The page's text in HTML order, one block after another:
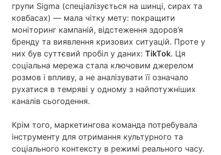
групи Sigma (спеціалізується на шинці, сирах та
ковбасах) — мала чітку мету: покращити
моніторинг кампаній, відстеження здоров’я
бренду та виявлення кризових ситуацій. Проте у
них був суттєвий пробіл у даних: TikTok. Ця
соціальна мережа стала ключовим джерелом
розмов і впливу, а не аналізувати її означало
рухатися в темряві у одному з найпотужніших
каналів сьогодення.
Крім того, маркетингова команда потребувала
інструменту для отримання культурного та
соціального контексту в режимі реального часу.